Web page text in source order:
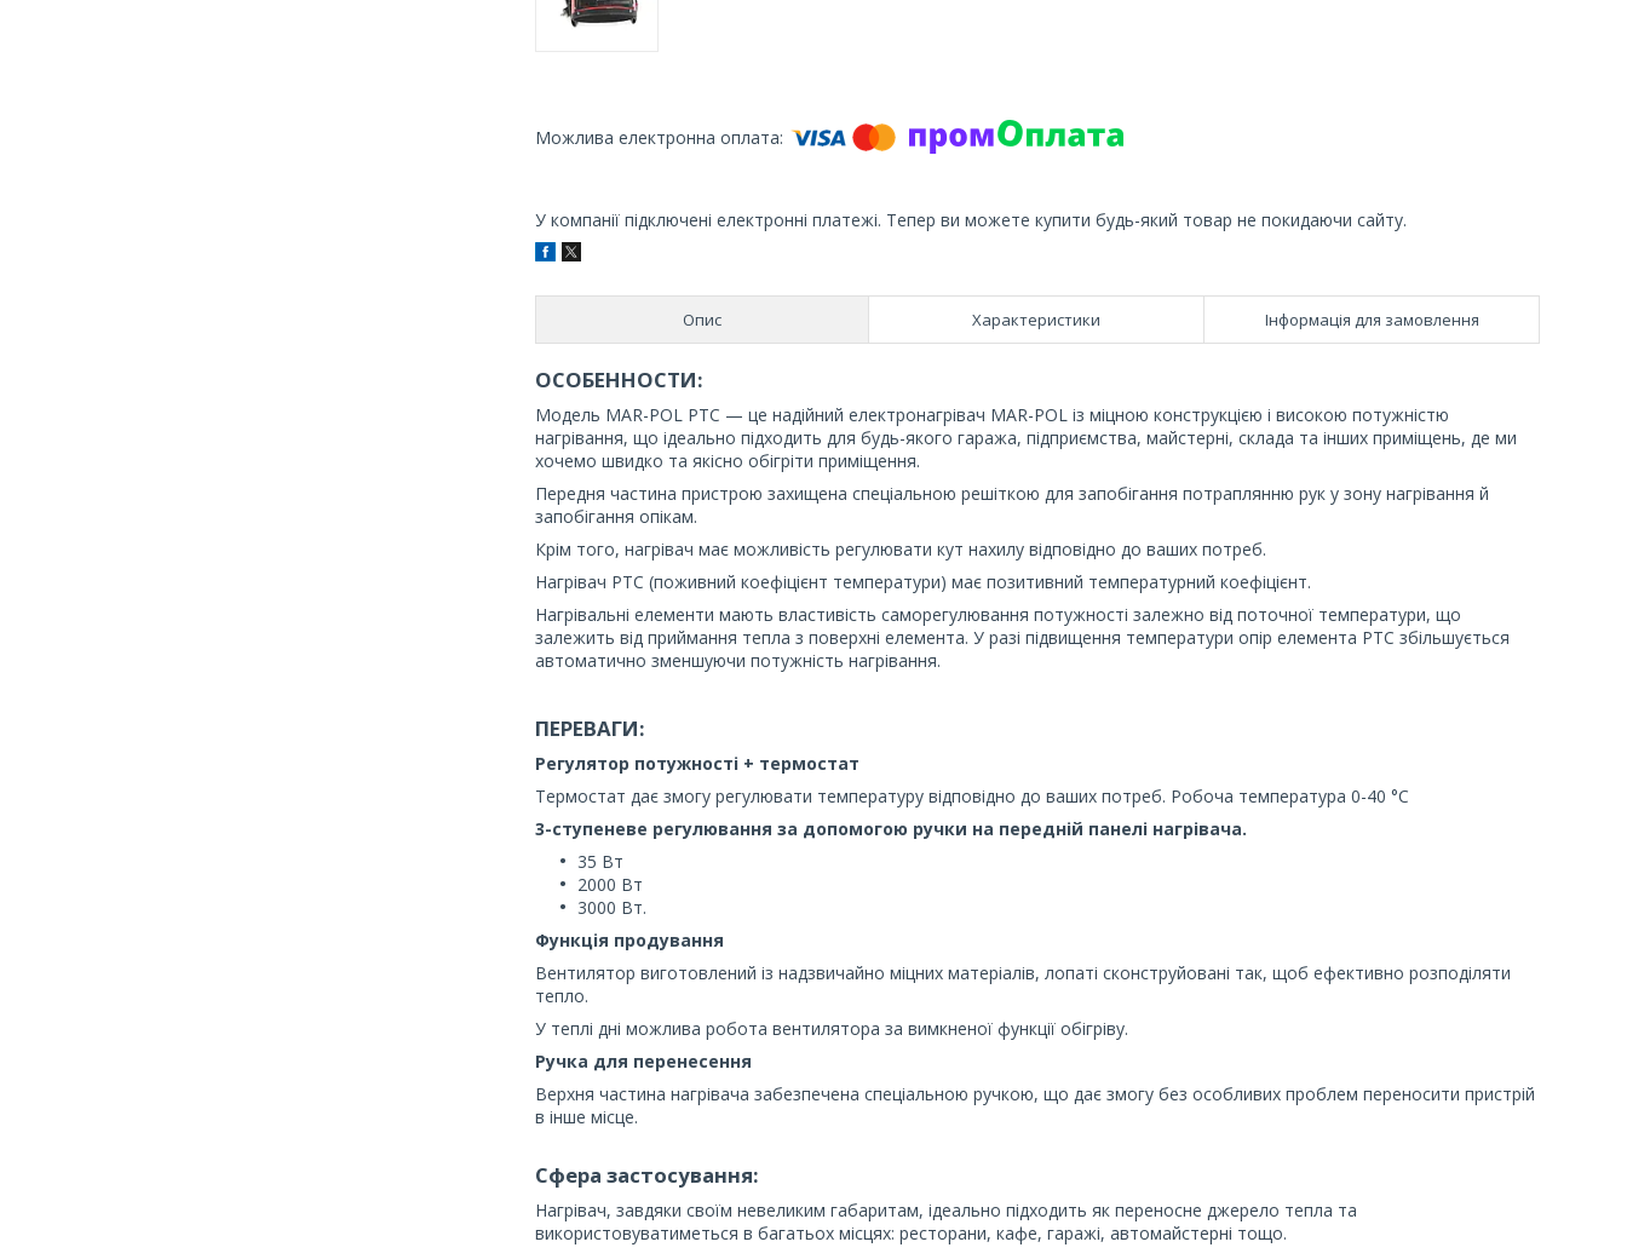
У компанії підключені електронні платежі. Тепер ви можете купити будь-який товар не покидаючи сайту.
Опис Характеристики Інформація для замовлення
ОСОБЕННОСТИ:
Модель MAR-POL PTC — це надійний електронагрівач MAR-POL із міцною конструкцією і високою потужністю
нагрівання, що ідеально підходить для будь-якого гаража, підприємства, майстерні, склада та інших приміщень, де ми
хочемо швидко та якісно обігріти приміщення.
Передня частина пристрою захищена спеціальною решіткою для запобігання потраплянню рук у зону нагрівання й
запобігання опікам.
Крім того, нагрівач має можливість регулювати кут нахилу відповідно до ваших потреб.
Нагрівач PTC (поживний коефіцієнт температури) має позитивний температурний коефіцієнт.
Нагрівальні елементи мають властивість саморегулювання потужності залежно від поточної температури, що
залежить від приймання тепла з поверхні елемента. У разі підвищення температури опір елемента PTC збільшується
автоматично зменшуючи потужність нагрівання.
ПЕРЕВАГИ:
Регулятор потужності + термостат
Термостат дає змогу регулювати температуру відповідно до ваших потреб. Робоча температура 0-40 °C
3-ступеневе регулювання за допомогою ручки на передній панелі нагрівача.
35 Вт
2000 Вт
3000 Вт.
Функція продування
Вентилятор виготовлений із надзвичайно міцних матеріалів, лопаті сконструйовані так, щоб ефективно розподіляти
тепло.
У теплі дні можлива робота вентилятора за вимкненої функції обігріву.
Ручка для перенесення
Верхня частина нагрівача забезпечена спеціальною ручкою, що дає змогу без особливих проблем переносити пристрій
в інше місце.
Сфера застосування:
Нагрівач, завдяки своїм невеликим габаритам, ідеально підходить як переносне джерело тепла та
використовуватиметься в багатьох місцях: ресторани, кафе, гаражі, автомайстерні тощо.